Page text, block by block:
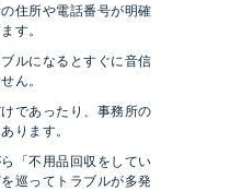
住所や電話番号が明確
す。
ルになるとすぐに音信
ん。
であったり、事務所の
ります。
「不用品回収をしてい
巡ってトラブルが多発